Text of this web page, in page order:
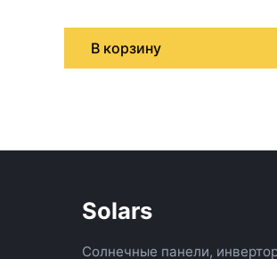
В корзину
Solars
Солнечные панели,